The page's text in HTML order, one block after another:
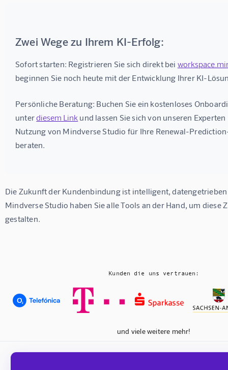
Zwei Wege zu Ihrem KI-Erfolg:
Sofort starten: Registrieren Sie sich direkt bei
beginnen Sie noch heute mit der Entwicklung Ihrer KI-
Persönliche Beratung: Buchen Sie ein kostenloses
unter diesem Link und lassen Sie sich von unseren
Nutzung von Mindverse Studio für Ihre Renewal-
beraten.
Die Zukunft der Kundenbindung ist intelligent,
Mindverse Studio haben Sie alle Tools an der Hand, um diese
gestalten.
Kunden die uns vertrauen:
und viele weitere mehr!